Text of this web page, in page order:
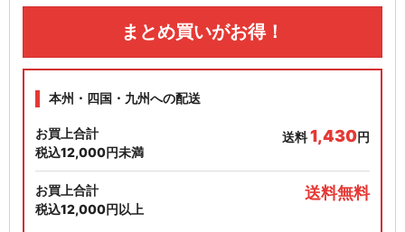
まとめ買いがお得！
本州・四国・九州への配送
お買上合計
税込12,000円未満
送料1,430円
お買上合計
税込12,000円以上
送料無料